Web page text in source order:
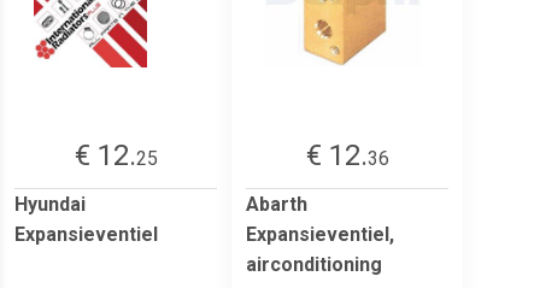
€ 12.25
Hyundai
Expansieventiel
€ 12.36
Abarth
Expansieventiel,
airconditioning